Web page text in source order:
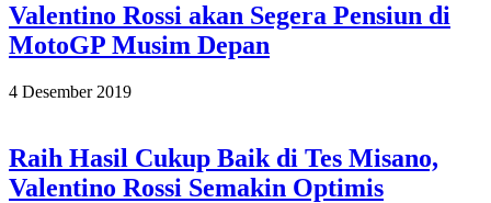
Valentino Rossi akan Segera Pensiun di
MotoGP Musim Depan
2019-
4 Desember 2019
Raih Hasil Cukup Baik di Tes Misano,
Valentino Rossi Semakin Optimis